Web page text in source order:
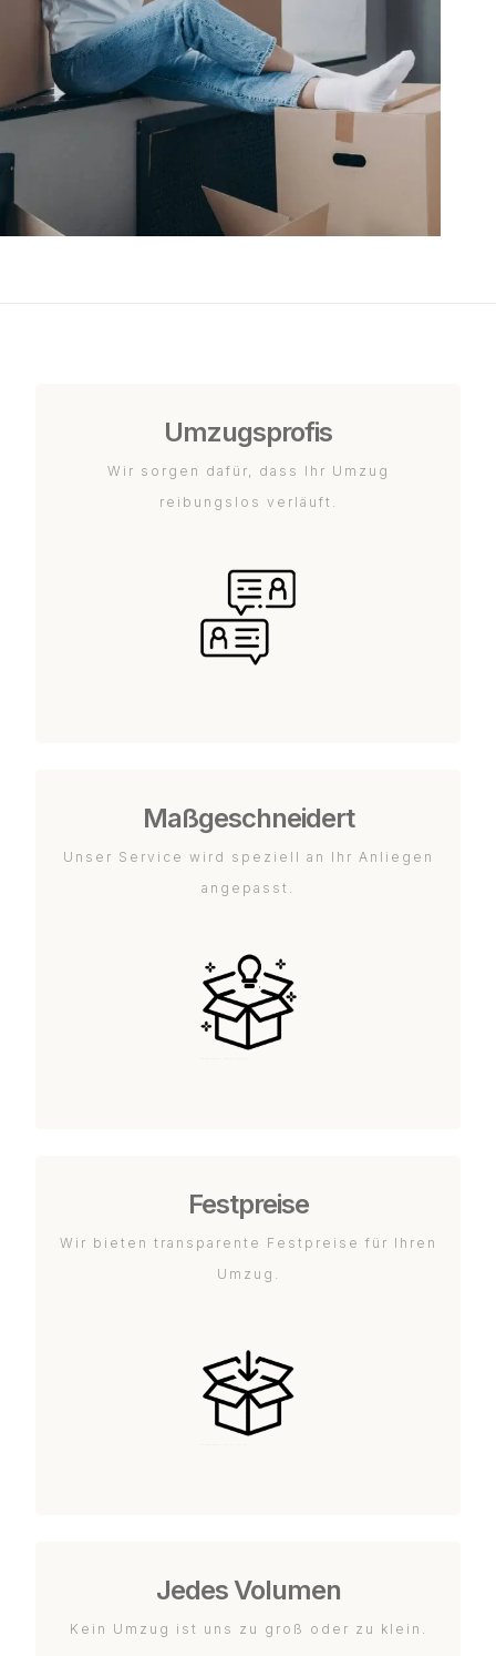
Umzugsprofis
Wir sorgen dafür, dass Ihr Umzug
reibungslos verläuft.
Maßgeschneidert
Unser Service wird speziell an Ihr Anliegen
angepasst.
Festpreise
Wir bieten transparente Festpreise für Ihren
Umzug.
Jedes Volumen
Kein Umzug ist uns zu groß oder zu klein.